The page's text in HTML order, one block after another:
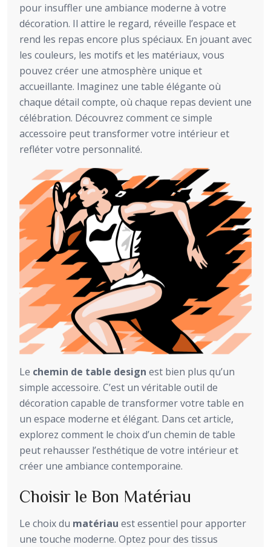
pour insuffler une ambiance moderne à votre
décoration. Il attire le regard, réveille l’espace et
rend les repas encore plus spéciaux. En jouant avec
les couleurs, les motifs et les matériaux, vous
pouvez créer une atmosphère unique et
accueillante. Imaginez une table élégante où
chaque détail compte, où chaque repas devient une
célébration. Découvrez comment ce simple
accessoire peut transformer votre intérieur et
refléter votre personnalité.
Le chemin de table design est bien plus qu’un
simple accessoire. C’est un véritable outil de
décoration capable de transformer votre table en
un espace moderne et élégant. Dans cet article,
explorez comment le choix d’un chemin de table
peut rehausser l’esthétique de votre intérieur et
créer une ambiance contemporaine.
Choisir le Bon Matériau
Le choix du matériau est essentiel pour apporter
une touche moderne. Optez pour des tissus